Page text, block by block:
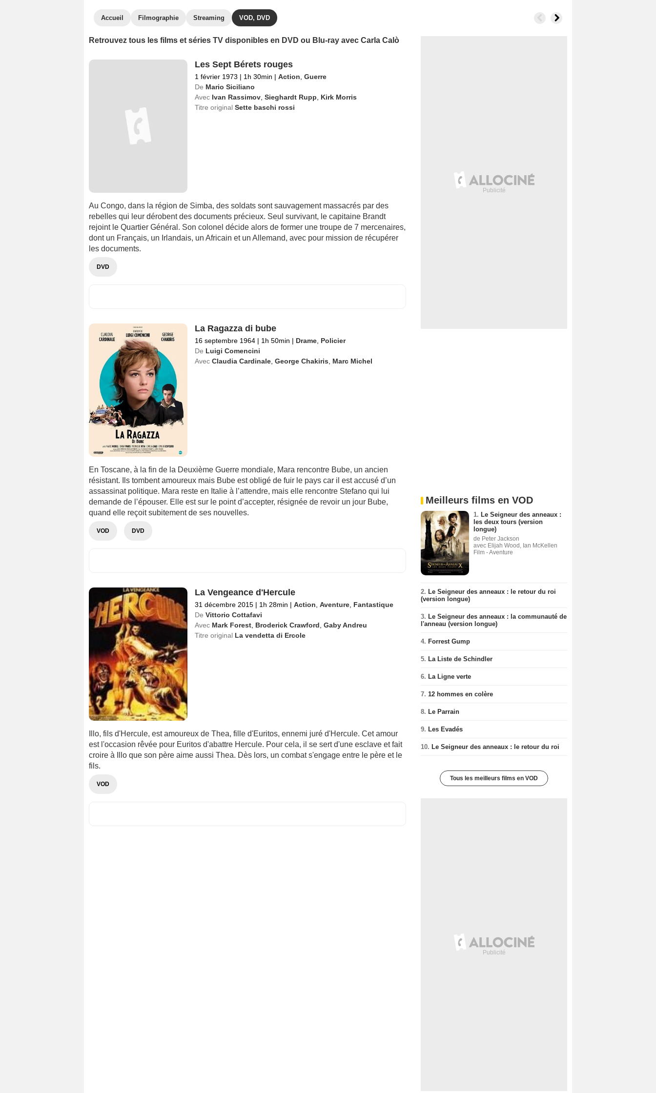
Accueil Filmographie Streaming VOD, DVD
Retrouvez tous les films et séries TV disponibles en DVD ou Blu-ray avec Carla Calò
Les Sept Bérets rouges
1 février 1973 | 1h 30min | Action Guerre
De Mario Siciliano
Avec Ivan Rassimov, Sieghardt Rupp
Kirk Morris
Titre original Sette baschi rossi
Au Congo, dans la région de Simba, des soldats sont sauvagement massacrés par des
rebelles qui leur dérobent des documents précieux. Seul survivant, le capitaine Brandt
rejoint le Quartier Général. Son colonel décide alors de former une troupe de 7 mercenaires,
dont un Français, un Irlandais, un Africain et un Allemand, avec pour mission de récupérer
les documents.
DVD
La Ragazza di bube
16 septembre 1964 | 1h 50min | Drame, Policier
De Luigi Comencini
Avec Claudia Cardinale, George Chakiris, Marc Michel
En Toscane, à la fin de la Deuxième Guerre mondiale, Mara rencontre Bube, un ancien
résistant. Ils tombent amoureux mais Bube est obligé de fuir le pays car il est accusé d’un
assassinat politique. Mara reste en Italie à l’attendre, mais elle rencontre Stefano qui lui
demande de l’épouser. Elle est sur le point d’accepter, résignée de revoir un jour Bube,
quand elle reçoit subitement de ses nouvelles.
VOD DVD
La Vengeance d'Hercule
31 décembre 2015 | 1h 28min | Action, Aventure, Fantastique
De Vittorio Cottafavi
Avec Mark Forest, Broderick Crawford, Gaby Andreu
Titre original La vendetta di Ercole
Illo, fils d'Hercule, est amoureux de Thea, fille d'Euritos, ennemi juré d'Hercule. Cet amour
est l'occasion rêvée pour Euritos d'abattre Hercule. Pour cela, il se sert d'une esclave et fait
croire à Illo que son père aime aussi Thea. Dès lors, un combat s'engage entre le père et le
fils.
VOD
Meilleurs films en VOD
1. Le Seigneur des anneaux :
les deux tours (version
longue)
de Peter Jackson
avec Elijah Wood, Ian McKellen
Film - Aventure
2. Le Seigneur des anneaux : le retour du roi
(version longue)
3. Le Seigneur des anneaux : la communauté de
l'anneau (version longue)
4. Forrest Gump
5. La Liste de Schindler
6. La Ligne verte
7. 12 hommes en colère
8. Le Parrain
9. Les Evadés
10. Le Seigneur des anneaux : le retour du roi
Tous les meilleurs films en VOD